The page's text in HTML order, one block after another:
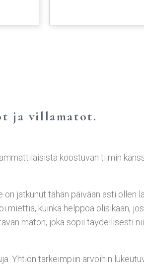
ja villamatot.
koostuvan tiimin
jatkunut tähän päivään asti ollen
kuinka helppoa olisikaan,
maton, joka sopii täydellisesti
tärkeimpiin arvoihin